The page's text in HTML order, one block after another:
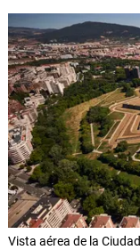
Vista aérea de la